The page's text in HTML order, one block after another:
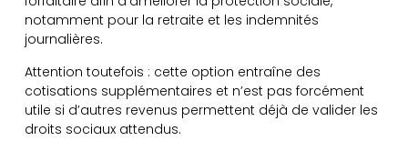
notamment pour la retraite et les indemnités
journalières.
Attention toutefois : cette option entraîne des
cotisations supplémentaires et n’est pas forcément
utile si d’autres revenus permettent déjà de valider les
droits sociaux attendus.